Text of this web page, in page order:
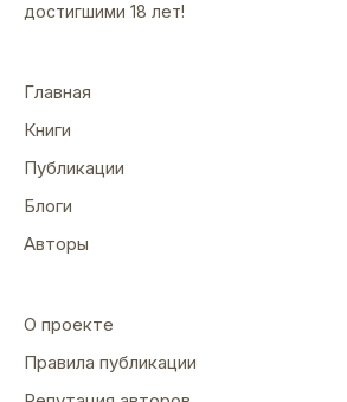
достигшими 18 лет!
Главная
Книги
Публикации
Блоги
Авторы
О проекте
Правила публикации